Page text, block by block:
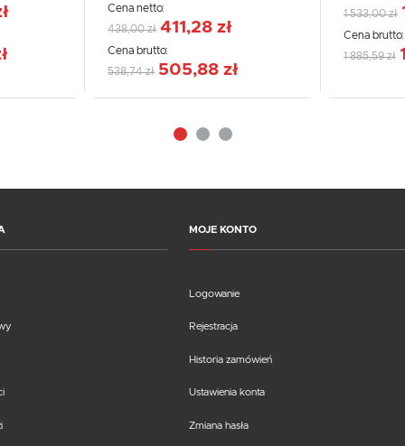
Cena netto:
438,00 zł 411,28 zł
Cena brutto:
538,74 zł 505,88 zł
WIĘCEJ
1 533,00 zł
Cena brutto:
1 885,59 zł
MOJE KONTO
Logowanie
Rejestracja
Historia zamówień
Ustawienia konta
Zmiana hasła